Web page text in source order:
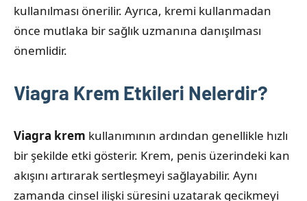
kullanılması önerilir. Ayrıca, kremi kullanmadan
önce mutlaka bir sağlık uzmanına danışılması
önemlidir.
Viagra Krem Etkileri Nelerdir?
Viagra krem kullanımının ardından genellikle hızlı
bir şekilde etki gösterir. Krem, penis üzerindeki kan
akışını artırarak sertleşmeyi sağlayabilir. Aynı
zamanda cinsel ilişki süresini uzatarak gecikmeyi